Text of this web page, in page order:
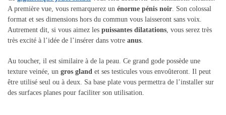
A première vue, vous remarquerez un énorme pénis noir. Son colossal
format et ses dimensions hors du commun vous laisseront sans voix.
Autrement dit, si vous aimez les puissantes dilatations, vous serez très
très excité à l’idée de l’insérer dans votre anus.
Au toucher, il est similaire à de la peau. Ce grand gode possède une
texture veinée, un gros gland et ses testicules vous envoûteront. Il peut
être utilisé seul ou à deux. Sa base plate vous permettra de l’installer sur
des surfaces planes pour faciliter son utilisation.